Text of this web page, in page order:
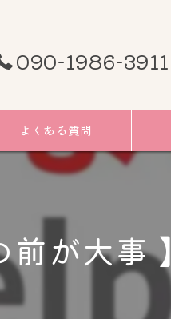
090-1986-3911
よくある質問
小顔
前が大事 】